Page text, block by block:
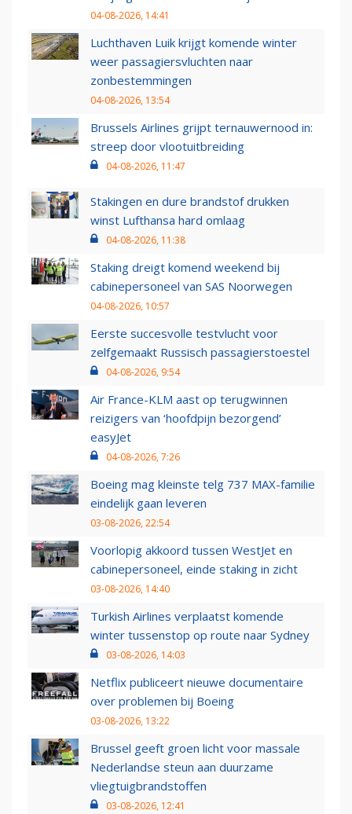
04-08-2026, 14:41
Luchthaven Luik krijgt komende winter
weer passagiersvluchten naar
zonbestemmingen
04-08-2026, 13:54
Brussels Airlines grijpt ternauwernood in:
streep door vlootuitbreiding
04-08-2026, 11:47
Stakingen en dure brandstof drukken
winst Lufthansa hard omlaag
04-08-2026, 11:38
Staking dreigt komend weekend bij
cabinepersoneel van SAS Noorwegen
04-08-2026, 10:57
Eerste succesvolle testvlucht voor
zelfgemaakt Russisch passagierstoestel
04-08-2026, 9:54
Air France-KLM aast op terugwinnen
reizigers van ‘hoofdpijn bezorgend’
easyJet
04-08-2026, 7:26
Boeing mag kleinste telg 737 MAX-familie
eindelijk gaan leveren
03-08-2026, 22:54
Voorlopig akkoord tussen WestJet en
cabinepersoneel, einde staking in zicht
03-08-2026, 14:40
Turkish Airlines verplaatst komende
winter tussenstop op route naar Sydney
03-08-2026, 14:03
Netflix publiceert nieuwe documentaire
over problemen bij Boeing
03-08-2026, 13:22
Brussel geeft groen licht voor massale
Nederlandse steun aan duurzame
vliegtuigbrandstoffen
03-08-2026, 12:41